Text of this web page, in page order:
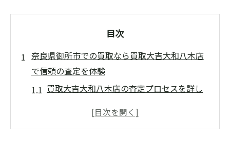
目次
奈良県御所市での買取なら買取大吉大和八木店
で信頼の査定を体験
買取大吉大和八木店の査定プロセスを詳し
御所市での買取で大切な信頼の構築方法